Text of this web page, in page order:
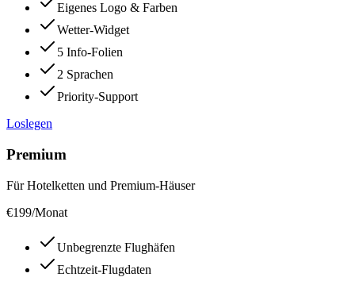
Eigenes Logo & Farben
Wetter-Widget
5 Info-Folien
2 Sprachen
Priority-Support
Loslegen
Premium
Für Hotelketten und Premium-Häuser
€199/Monat
Unbegrenzte Flughäfen
Echtzeit-Flugdaten